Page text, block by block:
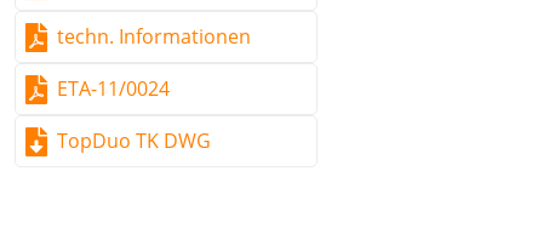
techn. Informationen
ETA-11/0024
TopDuo TK DWG